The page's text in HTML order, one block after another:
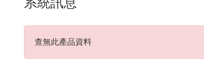
查無此產品資料